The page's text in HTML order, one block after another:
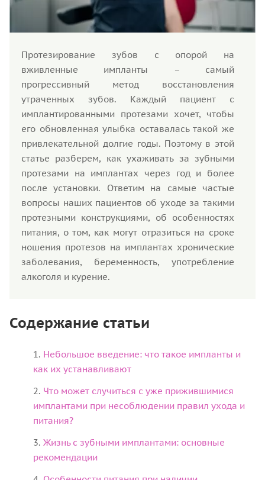
Протезирование зубов с опорой на
вживленные импланты – самый
прогрессивный метод восстановления
утраченных зубов. Каждый пациент с
имплантированными протезами хочет, чтобы
его обновленная улыбка оставалась такой же
привлекательной долгие годы. Поэтому в этой
статье разберем, как ухаживать за зубными
протезами на имплантах через год и более
после установки. Ответим на самые частые
вопросы наших пациентов об уходе за такими
протезными конструкциями, об особенностях
питания, о том, как могут отразиться на сроке
ношения протезов на имплантах хронические
заболевания, беременность, употребление
алкоголя и курение.
Содержание статьи
Небольшое введение: что такое импланты и
как их устанавливают
Что может случиться с уже прижившимися
имплантами при несоблюдении правил ухода и
питания?
Жизнь с зубными имплантами: основные
рекомендации